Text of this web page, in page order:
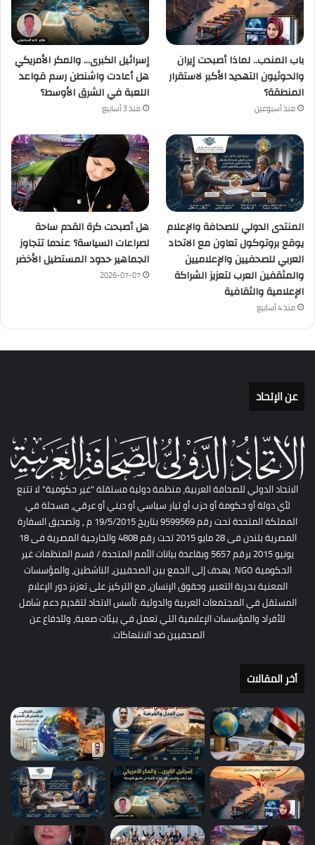
باب المندب.. لماذا أصبحت إيران
والحوثيون التهديد الأكبر لاستقرار
المنطقة؟
منذ أسبوعين
إسرائيل الكبرى… والمكر الأمريكي
هل أعادت واشنطن رسم قواعد
اللعبة في الشرق الأوسط؟
منذ 3 أسابيع
المنتدى الدولي للصحافة والإعلام
يوقع بروتوكول تعاون مع الاتحاد
العربي للصحفيين والإعلاميين
والمثقفين العرب لتعزيز الشراكة
الإعلامية والثقافية
منذ 4 أسابيع
هل أصبحت كرة القدم ساحة
لصراعات السياسة؟ عندما تتجاوز
الجماهير حدود المستطيل الأخضر
2026-07-07
عن الإتحاد
الاتحاد الدولي للصحافة العربية، منظمة دولية مستقلة "غير حكومية" لا تتبع
لأي دولة أو حكومة أو حزب أو تيار سياسي أو ديني أو عرقي، مسجلة في
المملكة المتحدة تحت رقم 9599569 بتاريخ 19/5/2015 م , وتصديق السفارة
المصرية بلندن فى 28 مايو 2015 تحت رقم 4808 والخارجية المصرية فى 18
يونيو 2015 برقم 5657 وبقاعدة بيانات الأمم المتحدة / قسم المنظمات غير
الحكومية NGO. يهدف إلى الجمع بين الصحفيين، الناشطين، والمؤسسات
المعنية بحرية التعبير وحقوق الإنسان، مع التركيز على تعزيز دور الإعلام
المستقل في المجتمعات العربية والدولية. تأسس الاتحاد لتقديم دعم شامل
للأفراد والمؤسسات الإعلامية التي تعمل في بيئات صعبة، وللدفاع عن
الصحفيين ضد الانتهاكات.
أخر المقالات